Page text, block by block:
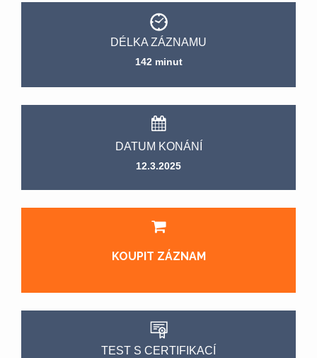
DÉLKA ZÁZNAMU
142 minut
DATUM KONÁNÍ
12.3.2025
KOUPIT ZÁZNAM
TEST S CERTIFIKACÍ